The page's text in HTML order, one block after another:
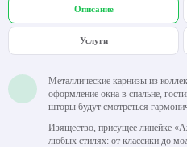
Описание
Услуги
Металлические карнизы из
оформление окна в спальне,
шторы будут смотреться
Изящество, присущее линейке
любых стилях: от классики до